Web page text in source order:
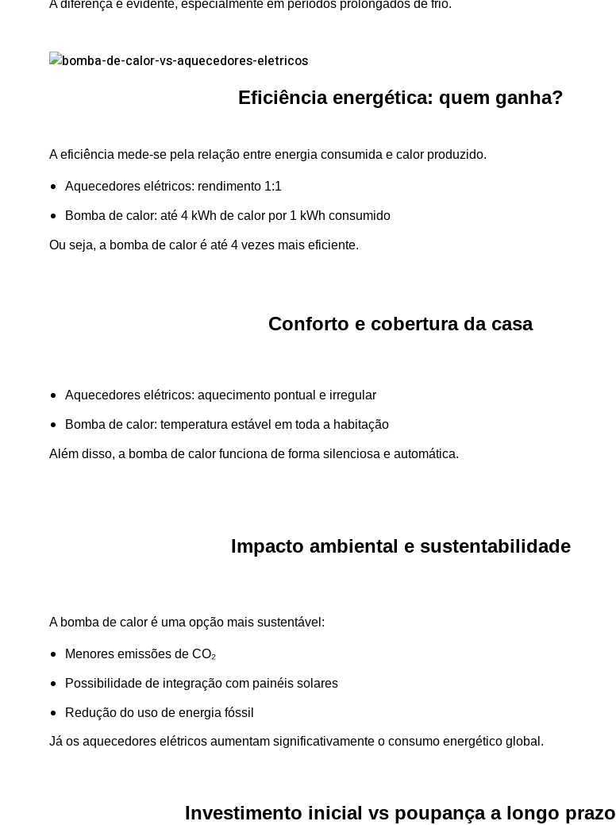
A diferença é evidente, especialmente em períodos prolongados de frio.
Eficiência energética: quem ganha?
A eficiência mede-se pela relação entre energia consumida e calor produzido.
Aquecedores elétricos: rendimento 1:1
Bomba de calor: até 4 kWh de calor por 1 kWh consumido
Ou seja, a bomba de calor é até 4 vezes mais eficiente.
Conforto e cobertura da casa
Aquecedores elétricos: aquecimento pontual e irregular
Bomba de calor: temperatura estável em toda a habitação
Além disso, a bomba de calor funciona de forma silenciosa e automática.
Impacto ambiental e sustentabilidade
A bomba de calor é uma opção mais sustentável:
Menores emissões de CO₂
Possibilidade de integração com painéis solares
Redução do uso de energia fóssil
Já os aquecedores elétricos aumentam significativamente o consumo energético global.
Investimento inicial vs poupança a longo prazo